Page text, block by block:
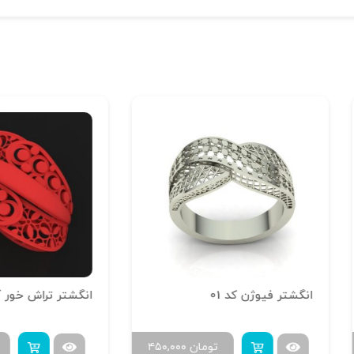
فیوژن کد 01
۴۵۰,۰۰۰ تومان تومان